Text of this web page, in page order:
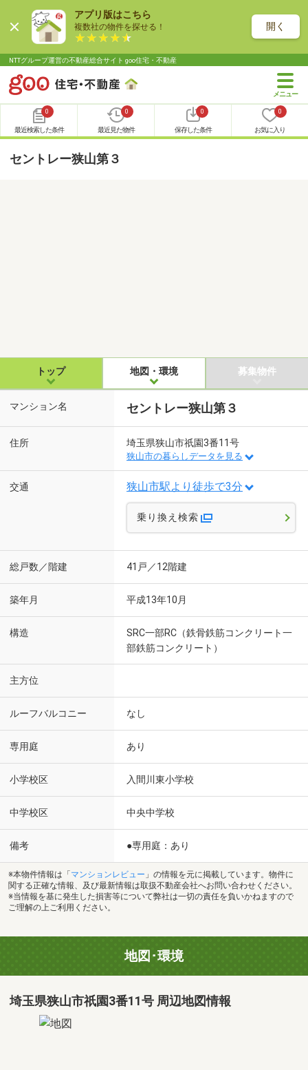
アプリ版はこちら
複数社の物件を探せる！ 開く
NTTグループ運営の不動産総合サイト goo住宅・不動産
0
最近検索した条件
0
最近見た物件
0
保存した条件
0
お気に入り
セントレー狭山第３
トップ 地図・環境 募集物件
マンション名 セントレー狭山第３
住所 埼玉県狭山市祇園3番11号
狭山市の暮らしデータを見る
交通 狭山市駅より徒歩で3分
乗り換え検索
総戸数／階建 41戸／12階建
築年月 平成13年10月
構造
SRC一部RC（鉄骨鉄筋コンクリート一
部鉄筋コンクリート）
主方位
ルーフバルコニー なし
専用庭 あり
小学校区 入間川東小学校
中学校区 中央中学校
備考 ●専用庭：あり
※本物件情報は「 マンションレビュー 」の情報を元に掲載しています。物件に
関する正確な情報、及び最新情報は取扱不動産会社へお問い合わせください。
※当情報を基に発生した損害等について弊社は一切の責任を負いかねますので
ご理解の上ご利用ください。
地図･環境
埼玉県狭山市祇園3番11号 周辺地図情報